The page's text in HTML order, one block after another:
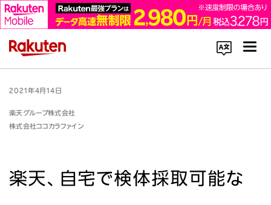
コーポレートサイト内を検索
楽天のサービス一覧はこちら
2021年4月14日
楽天グループ株式会社
株式会社ココカラファイン
楽天、自宅で検体採取可能な